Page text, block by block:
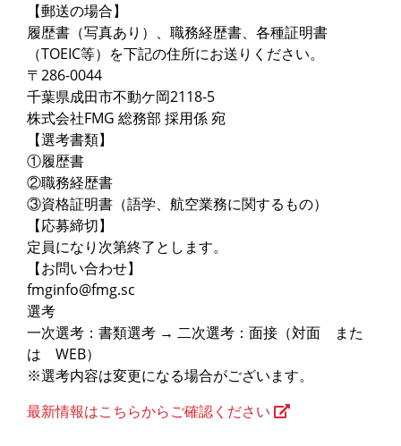
【郵送の場合】
履歴書（写真あり）、職務経歴書、各種証明書
（TOEIC等）を下記の住所にお送りください。
〒286-0044
千葉県成田市不動ケ岡2118-5
株式会社FMG 総務部 採用係 宛
【選考書類】
①履歴書
②職務経歴書
③資格証明書（語学、航空業務に関するもの）
【応募締切】
定員になり次第終了とします。
【お問い合わせ】
fmginfo@fmg.sc
選考
一次選考：書類選考 → 二次選考：面接（対面 また
は WEB）
※選考内容は変更になる場合がございます。
最新情報はこちらからご確認ください